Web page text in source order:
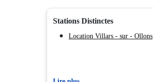
Stations Distinctes
Location Villars - sur - Ollons